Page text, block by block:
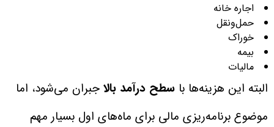
اجاره خانه
حمل‌ونقل
خوراک
بیمه
مالیات
البته این هزینه‌ها با سطح درآمد بالا جبران می‌شود، اما
موضوع برنامه‌ریزی مالی برای ماه‌های اول بسیار مهم